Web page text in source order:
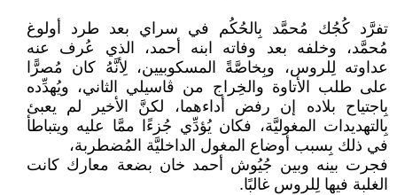
تفرَّد كُجُك مُحمَّد بِالحُكُم في سراي بعد طرد أولوغ
مُحمَّد، وخلفه بعد وفاته ابنه أحمد، الذي عُرف عنه
عداوته لِلروس، وبِخاصَّةً المسكوبيين، لِأنَّهُ كان مُصرًّا
على طلب الأتاوة والخِراج من ڤاسيلي الثاني، ويُهدِّده
بِاجتياح بلاده إن رفض أداءهما، لكنَّ الأخير لم يعبئ
بِالتهديدات المغوليَّة، فكان يُؤدِّي جُزءًا ممَّا عليه ويتباطأ
في ذلك بِسبب أوضاع المغول الداخليَّة المُضطربة،
فجرت بينه وبين جُيُوش أحمد خان بضعة معارك كانت
الغلبة فيها لِلروس غالبًا.